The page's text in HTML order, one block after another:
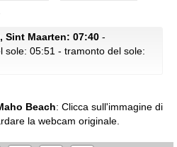
Sint Maarten: 07:40 -
sole: 05:51 - tramonto del sole:
Beach: Clicca sull'immagine di
la webcam originale.